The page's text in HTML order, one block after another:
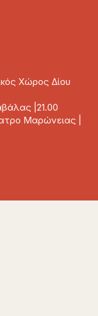
Χώρος Δίου
|21.00
Μαρώνειας |